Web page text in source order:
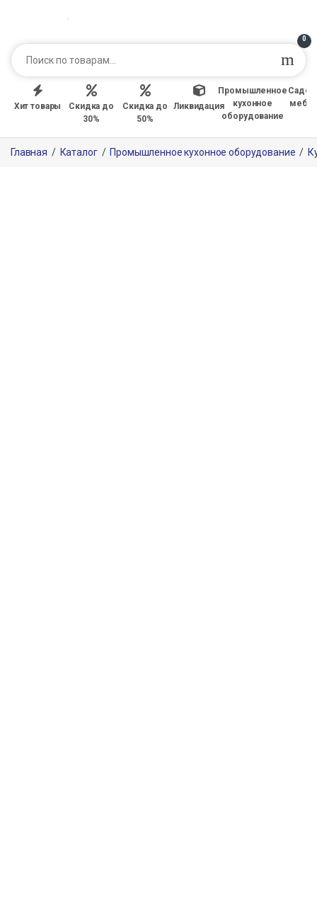
0
Хит товары
Скидка до
30%
Скидка до
50%
Ликвидация
Промышленное
кухонное
оборудование
Главная / Каталог / Промышленное кухонное оборудование /